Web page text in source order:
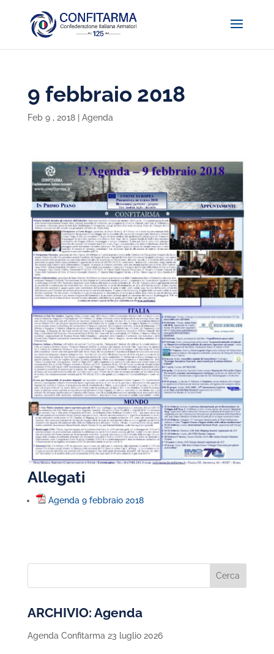
9 febbraio 2018
Feb 9 , 2018| Agenda
Allegati
Agenda 9 febbraio 2018
ARCHIVIO: Agenda
Agenda Confitarma 23 luglio 2026